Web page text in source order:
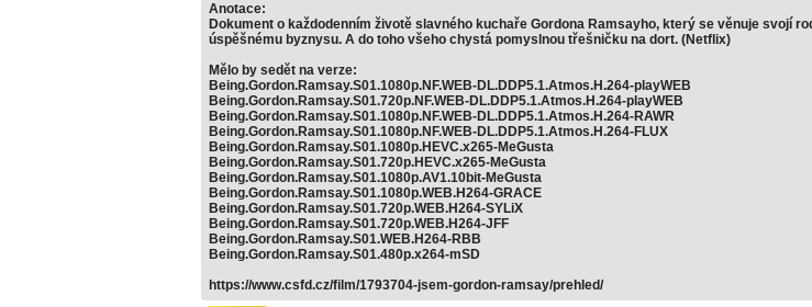
Anotace:
Dokument o každodenním životě slavného kuchaře Gordona Ramsayho, který se věnuje svojí
úspěšnému byznysu. A do toho všeho chystá pomyslnou třešničku na dort. (Netflix)
Mělo by sedět na verze:
Being.Gordon.Ramsay.S01.1080p.NF.WEB-DL.DDP5.1.Atmos.H.264-playWEB
Being.Gordon.Ramsay.S01.720p.NF.WEB-DL.DDP5.1.Atmos.H.264-playWEB
Being.Gordon.Ramsay.S01.1080p.NF.WEB-DL.DDP5.1.Atmos.H.264-RAWR
Being.Gordon.Ramsay.S01.1080p.NF.WEB-DL.DDP5.1.Atmos.H.264-FLUX
Being.Gordon.Ramsay.S01.1080p.HEVC.x265-MeGusta
Being.Gordon.Ramsay.S01.720p.HEVC.x265-MeGusta
Being.Gordon.Ramsay.S01.1080p.AV1.10bit-MeGusta
Being.Gordon.Ramsay.S01.1080p.WEB.H264-GRACE
Being.Gordon.Ramsay.S01.720p.WEB.H264-SYLiX
Being.Gordon.Ramsay.S01.720p.WEB.H264-JFF
Being.Gordon.Ramsay.S01.WEB.H264-RBB
Being.Gordon.Ramsay.S01.480p.x264-mSD
https://www.csfd.cz/film/1793704-jsem-gordon-ramsay/prehled/